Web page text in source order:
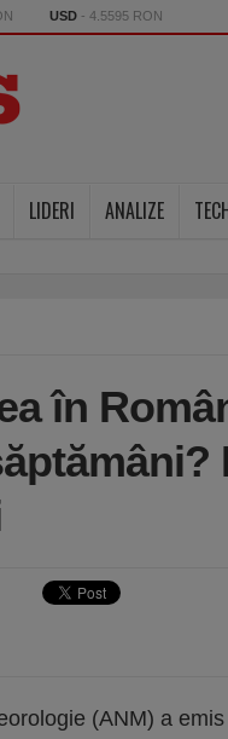
USD - 4.5595 RON
LIDERI ANALIZE
în
(ANM) a